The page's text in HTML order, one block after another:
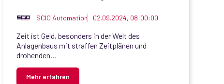
SCIO Automation 02.09.2024, 08:00:00
Zeit ist Geld, besonders in der Welt des
Anlagenbaus mit straffen Zeitplänen und
drohenden...
Mehr erfahren